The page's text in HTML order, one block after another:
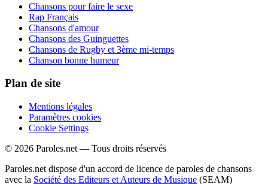
Chansons pour faire le sexe
Rap Français
Chansons d'amour
Chansons des Guinguettes
Chansons de Rugby et 3ème mi-temps
Chanson bonne humeur
Plan de site
Mentions légales
Paramètres cookies
Cookie Settings
© 2026 Paroles.net — Tous droits réservés
Paroles.net dispose d'un accord de licence de paroles de chansons
avec la Société des Editeurs et Auteurs de Musique (SEAM)